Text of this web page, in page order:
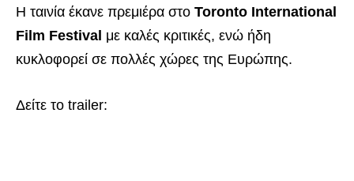
Η ταινία έκανε πρεμιέρα στο Toronto International
Film Festival με καλές κριτικές, ενώ ήδη
κυκλοφορεί σε πολλές χώρες της Ευρώπης.
Δείτε το trailer: